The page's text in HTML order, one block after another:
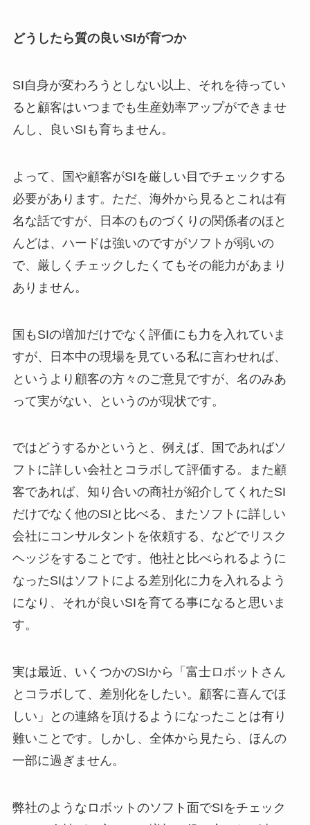
どうしたら質の良いSIが育つか
SI自身が変わろうとしない以上、それを待ってい
ると顧客はいつまでも生産効率アップができませ
んし、良いSIも育ちません。
よって、国や顧客がSIを厳しい目でチェックする
必要があります。ただ、海外から見るとこれは有
名な話ですが、日本のものづくりの関係者のほと
んどは、ハードは強いのですがソフトが弱いの
で、厳しくチェックしたくてもその能力があまり
ありません。
国もSIの増加だけでなく評価にも力を入れていま
すが、日本中の現場を見ている私に言わせれば、
というより顧客の方々のご意見ですが、名のみあ
って実がない、というのが現状です。
ではどうするかというと、例えば、国であればソ
フトに詳しい会社とコラボして評価する。また顧
客であれば、知り合いの商社が紹介してくれたSI
だけでなく他のSIと比べる、またソフトに詳しい
会社にコンサルタントを依頼する、などでリスク
ヘッジをすることです。他社と比べられるように
なったSIはソフトによる差別化に力を入れるよう
になり、それが良いSIを育てる事になると思いま
す。
実は最近、いくつかのSIから「富士ロボットさん
とコラボして、差別化をしたい。顧客に喜んでほ
しい」との連絡を頂けるようになったことは有り
難いことです。しかし、全体から見たら、ほんの
一部に過ぎません。
弊社のようなロボットのソフト面でSIをチェック